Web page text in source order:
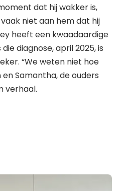
dat hij wakker is,
niet aan hem dat hij
heeft een kwaadaardige
diagnose, april 2025, is
“We weten niet hoe
Samantha, de ouders
verhaal.